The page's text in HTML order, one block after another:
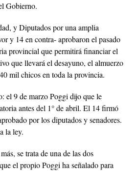
Gobierno.
y Diputados por una amplia
y 14 en contra- aprobaron el pasado
provincial que permitirá financiar el
que llevará el desayuno, el almuerzo
mil chicos en toda la provincia.
el 9 de marzo Poggi dijo que le
antes del 1° de abril. El 14 firmó
por los diputados y senadores.
la ley.
se trata de una de las dos
el propio Poggi ha señalado para